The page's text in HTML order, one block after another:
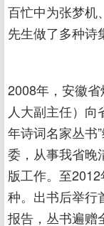
百忙中为张梦机
先生做了多种诗
2008年，安徽
人大副主任）向
年诗词名家丛书
委，从事我省晚
版工作。至
种。出书后举行
报告，丛书遍赠